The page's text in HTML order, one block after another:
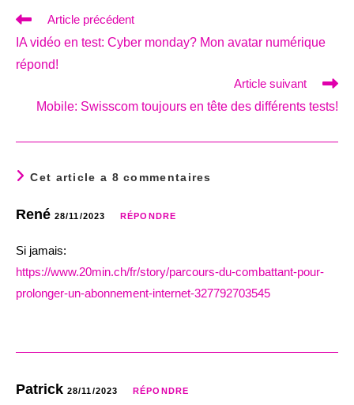
Read
articles
Article précédent
IA vidéo en test: Cyber monday? Mon avatar numérique
répond!
Article suivant
Mobile: Swisscom toujours en tête des différents tests!
Cet article a 8 commentaires
René 28/11/2023 RÉPONDRE
Si jamais:
https://www.20min.ch/fr/story/parcours-du-combattant-pour-
prolonger-un-abonnement-internet-327792703545
Patrick 28/11/2023 RÉPONDRE